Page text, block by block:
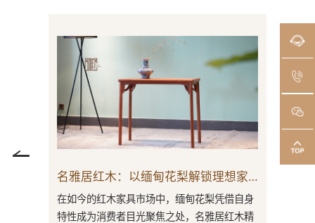
大红酸枝家具：为你打造另一种生活方式
在红木家具市场，东阳大红酸枝家具向来是焦
点，名雅居红木打造的大红酸枝家具更是其中